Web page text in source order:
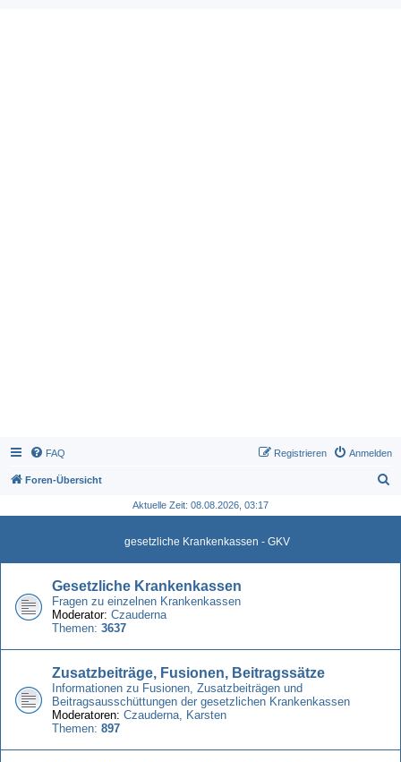
FAQ Anmelden
Registrieren
Foren-Übersicht
e
Aktuelle Zeit: 08.08.2026, 03:17
gesetzliche Krankenkassen - GKV
Gesetzliche Krankenkassen
Fragen zu einzelnen Krankenkassen
Moderator: Czauderna
Themen: 3637
Zusatzbeiträge, Fusionen, Beitragssätze
Informationen zu Fusionen, Zusatzbeiträgen und
Beitragsausschüttungen der gesetzlichen Krankenkassen
Moderatoren: Czauderna, Karsten
Themen: 897